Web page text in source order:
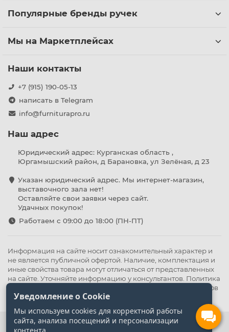
Популярные бренды ручек
Мы на Маркетплейсах
Наши контакты
+7 (915) 190-05-13
написать в Telegram
info@furniturapro.ru
Наш адрес
Юридический адрес: Курганская область ,
Юргамышский район, д Барановка, ул Зелёная, д 23
Указан юридический адрес. Мы интернет-магазин,
выставочного зала нет!
Оставляйте свои заявки через сайт.
Удачных покупок!
Работаем с 09:00 до 18:00 (ПН-ПТ)
Информация на сайте носит ознакомительный характер и
не является публичной офертой. Наличие, комплектация и
иные свойства товара могут отличаться от представленных
на сайте. Уточняйте информацию у консультантов. Политика
Политика обработки файлов
cookie
Уведомление о Cookie
Мы используем cookies для корректной работы
сайта, анализа посещений и персонализации